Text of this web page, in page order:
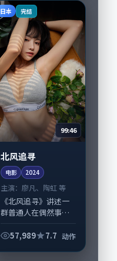
导演刁亦男擅长留白
叙事，胡歌、廖凡的...
日本 完结
99:46
北风追寻
电影 2024
主演：廖凡、陶虹 等
《北风追寻》讲述一
群普通人在偶然事件
的故事，动作类型元
57,989 7.7 动作